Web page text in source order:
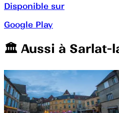
Disponible sur
Google Play
🏛️️ Aussi à Sarlat-